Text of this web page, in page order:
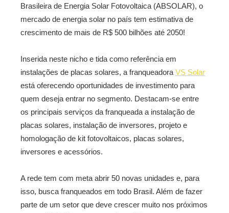
Brasileira de Energia Solar Fotovoltaica (ABSOLAR), o
mercado de energia solar no país tem estimativa de
crescimento de mais de R$ 500 bilhões até 2050!
Inserida neste nicho e tida como referência em
instalações de placas solares, a franqueadora VS Solar
está oferecendo oportunidades de investimento para
quem deseja entrar no segmento. Destacam-se entre
os principais serviços da franqueada a instalação de
placas solares, instalação de inversores, projeto e
homologação de kit fotovoltaicos, placas solares,
inversores e acessórios.
A rede tem com meta abrir 50 novas unidades e, para
isso, busca franqueados em todo Brasil. Além de fazer
parte de um setor que deve crescer muito nos próximos